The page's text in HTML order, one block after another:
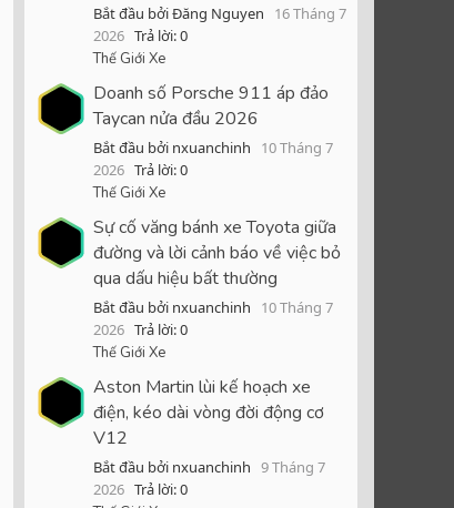
Bắt đầu bởi Đăng Nguyen
16 Tháng 7
2026 Trả lời: 0
Thế Giới Xe
Doanh số Porsche 911 áp đảo
Taycan nửa đầu 2026
Bắt đầu bởi nxuanchinh
10 Tháng 7
2026 Trả lời: 0
Thế Giới Xe
Sự cố văng bánh xe Toyota giữa
đường và lời cảnh báo về việc bỏ
qua dấu hiệu bất thường
Bắt đầu bởi nxuanchinh
10 Tháng 7
2026 Trả lời: 0
Thế Giới Xe
Aston Martin lùi kế hoạch xe
điện, kéo dài vòng đời động cơ
V12
Bắt đầu bởi nxuanchinh 9 Tháng 7
2026 Trả lời: 0